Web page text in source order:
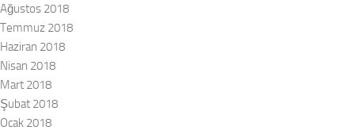
Ağustos 2018
Temmuz 2018
Haziran 2018
Nisan 2018
Mart 2018
Şubat 2018
Ocak 2018